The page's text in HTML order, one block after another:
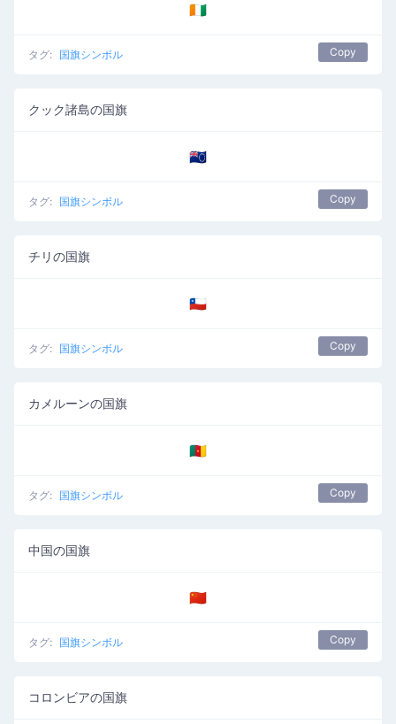
🇨🇮
タグ: 国旗シンボル Copy
クック諸島の国旗
🇨🇰
タグ: 国旗シンボル Copy
チリの国旗
🇨🇱
タグ: 国旗シンボル Copy
カメルーンの国旗
🇨🇲
タグ: 国旗シンボル Copy
中国の国旗
🇨🇳
タグ: 国旗シンボル Copy
コロンビアの国旗